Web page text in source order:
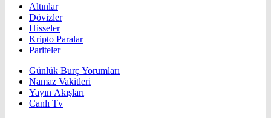
Altınlar
Dövizler
Hisseler
Kripto Paralar
Pariteler
Günlük Burç Yorumları
Namaz Vakitleri
Yayın Akışları
Canlı Tv